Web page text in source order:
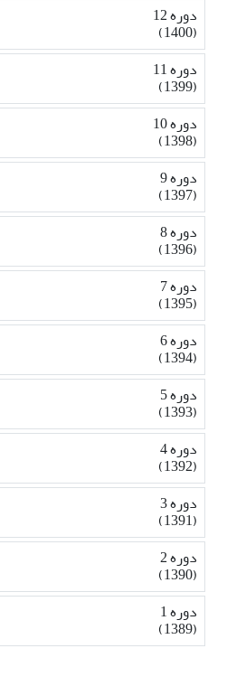
دوره 12
(1400)
دوره 11
(1399)
دوره 10
(1398)
دوره 9
(1397)
دوره 8
(1396)
دوره 7
(1395)
دوره 6
(1394)
دوره 5
(1393)
دوره 4
(1392)
دوره 3
(1391)
دوره 2
(1390)
دوره 1
(1389)